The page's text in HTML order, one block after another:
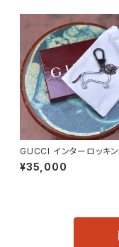
GUCCI インターロッキ
ッグ キーホルダー
¥35,000